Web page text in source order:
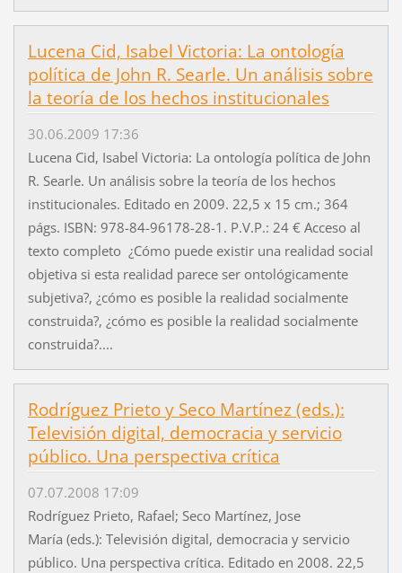
Lucena Cid, Isabel Victoria: La ontología
política de John R. Searle. Un análisis sobre
la teoría de los hechos institucionales
30.06.2009 17:36
Lucena Cid, Isabel Victoria: La ontología política de John
R. Searle. Un análisis sobre la teoría de los hechos
institucionales. Editado en 2009. 22,5 x 15 cm.; 364
págs. ISBN: 978-84-96178-28-1. P.V.P.: 24 € Acceso al
texto completo ¿Cómo puede existir una realidad social
objetiva si esta realidad parece ser ontológicamente
subjetiva?, ¿cómo es posible la realidad socialmente
construida?, ¿cómo es posible la realidad socialmente
construida?....
Rodríguez Prieto y Seco Martínez (eds.):
Televisión digital, democracia y servicio
público. Una perspectiva crítica
07.07.2008 17:09
Rodríguez Prieto, Rafael; Seco Martínez, Jose
María (eds.): Televisión digital, democracia y servicio
público. Una perspectiva crítica. Editado en 2008. 22,5